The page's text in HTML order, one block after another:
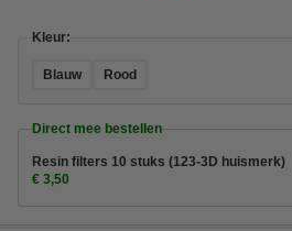
Kleur:
Blauw Rood
Direct mee bestellen
Resin filters 10 stuks (123-3D huismerk)
€ 3,50